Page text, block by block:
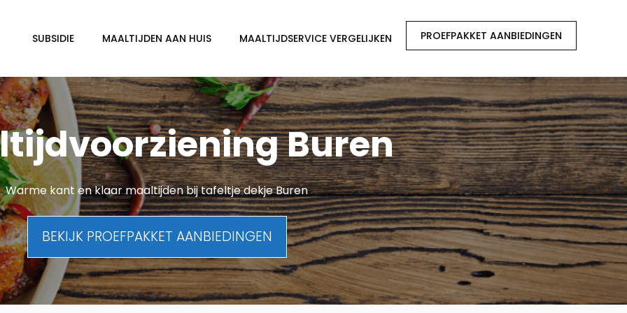
SUBSIDIE MAALTIJDEN AAN HUIS MAALTIJDSERVICE VERGELIJKEN PROEFPAKKET AANBIEDINGEN
Buren
Warme kant en klaar maaltijden bij tafeltje dekje Buren
BEKIJK PROEFPAKKET AANBIEDINGEN